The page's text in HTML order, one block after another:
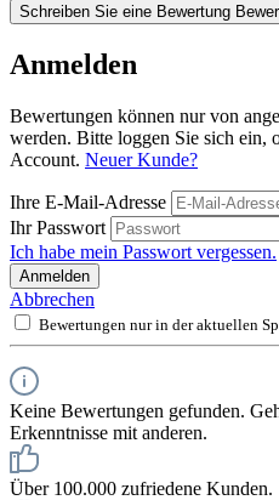
Schreiben Sie eine Bewertung
Anmelden
Bewertungen können nur von
werden. Bitte loggen Sie sich ein,
Account. Neuer Kunde?
Ihre E-Mail-Adresse
Ihr Passwort
Ich habe mein Passwort vergessen.
Anmelden
Abbrechen
Bewertungen nur in der aktuellen
Keine Bewertungen gefunden.
Erkenntnisse mit anderen.
Über 100.000 zufriedene Kunden.